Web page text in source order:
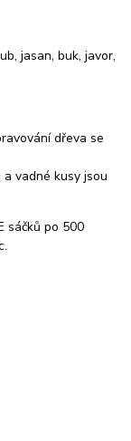
jasan, buk, javor,
dřeva se
vadné kusy jsou
sáčků po 500